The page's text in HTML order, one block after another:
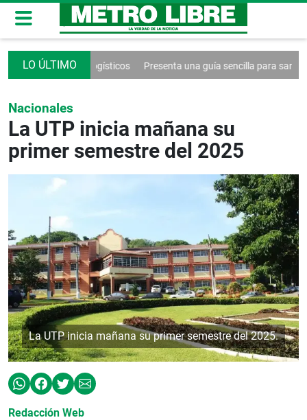
logísticos Presenta una guía sencilla para sanar la relación
Nacionales
La UTP inicia mañana su
primer semestre del 2025
La UTP inicia mañana su primer semestre del 2025.
Redacción Web